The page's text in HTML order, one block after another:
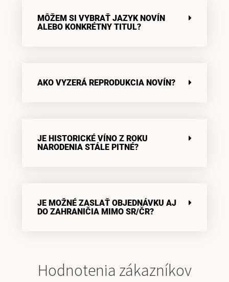
MÔŽEM SI VYBRAŤ JAZYK NOVÍN
ALEBO KONKRÉTNY TITUL?
AKO VYZERÁ REPRODUKCIA NOVÍN?
JE HISTORICKÉ VÍNO Z ROKU
NARODENIA STÁLE PITNÉ?
JE MOŽNÉ ZASLAŤ OBJEDNÁVKU AJ
DO ZAHRANIČIA MIMO SR/ČR?
Hodnotenia zákazníkov